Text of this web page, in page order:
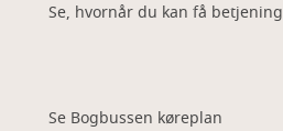
Se, hvornår du kan få betjening
Se Bogbussen køreplan